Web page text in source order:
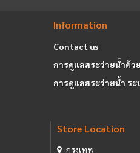
Information
Contact us
การดูแลสระว่ายน้ำด้ว
การดูแลสระว่ายน้ำ ระ
Store Location
กรุงเทพ